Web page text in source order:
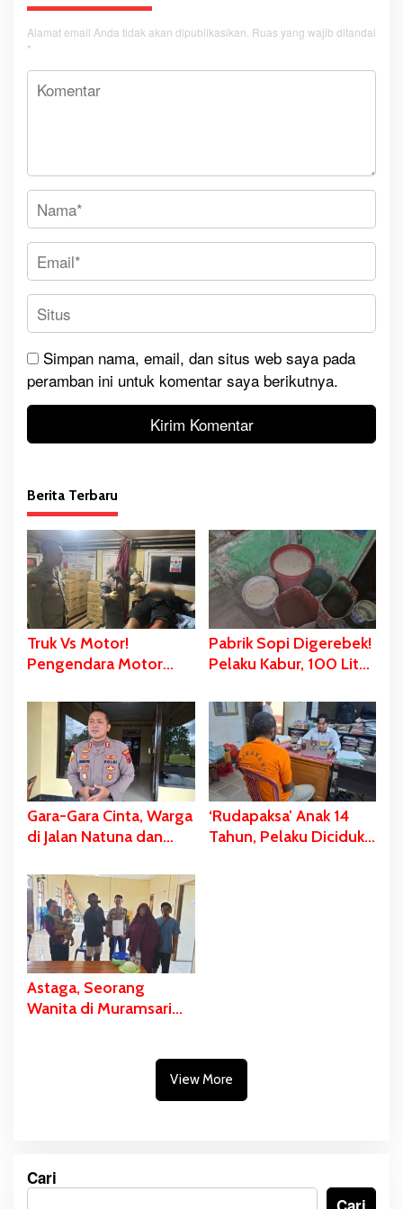
Alamat email Anda tidak akan dipublikasikan. Ruas yang wajib ditandai
*
Simpan nama, email, dan situs web saya pada
peramban ini untuk komentar saya berikutnya.
Berita Terbaru
Truk Vs Motor!
Pengendara Motor
Diduga Dipengaruhi
Miras
Pabrik Sopi Digerebek!
Pelaku Kabur, 100 Liter
dan Peralatan Disita
Gara-Gara Cinta, Warga
di Jalan Natuna dan
‘Rudapaksa’ Anak 14
Tahun, Pelaku Diciduk
Astaga, Seorang
Wanita di Muramsari
View More
Cari